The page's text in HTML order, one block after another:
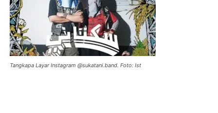
Tangkapa Layar Instagram @sukatani.band. Foto: Ist